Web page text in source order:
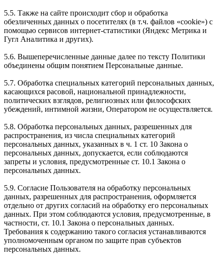
5.5. Также на сайте происходит сбор и обработка
обезличенных данных о посетителях (в т.ч. файлов «cookie») с
помощью сервисов интернет-статистики (Яндекс Метрика и
Гугл Аналитика и других).
5.6. Вышеперечисленные данные далее по тексту Политики
объединены общим понятием Персональные данные.
5.7. Обработка специальных категорий персональных данных,
касающихся расовой, национальной принадлежности,
политических взглядов, религиозных или философских
убеждений, интимной жизни, Оператором не осуществляется.
5.8. Обработка персональных данных, разрешенных для
распространения, из числа специальных категорий
персональных данных, указанных в ч. 1 ст. 10 Закона о
персональных данных, допускается, если соблюдаются
запреты и условия, предусмотренные ст. 10.1 Закона о
персональных данных.
5.9. Согласие Пользователя на обработку персональных
данных, разрешенных для распространения, оформляется
отдельно от других согласий на обработку его персональных
данных. При этом соблюдаются условия, предусмотренные, в
частности, ст. 10.1 Закона о персональных данных.
Требования к содержанию такого согласия устанавливаются
уполномоченным органом по защите прав субъектов
персональных данных.